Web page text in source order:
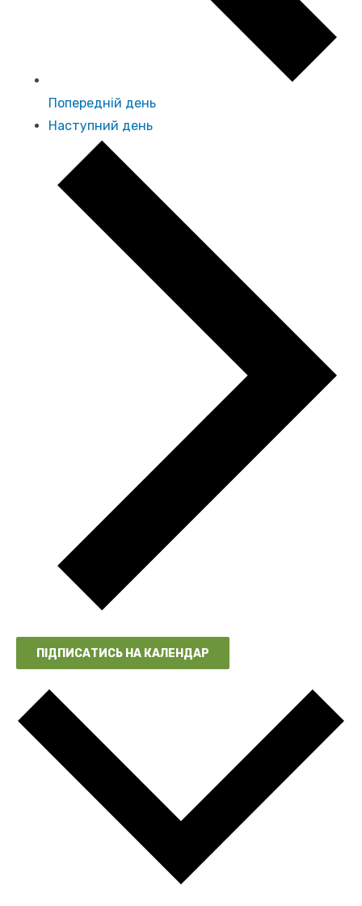
Попередній день
Наступний день
ПІДПИСАТИСЬ НА КАЛЕНДАР